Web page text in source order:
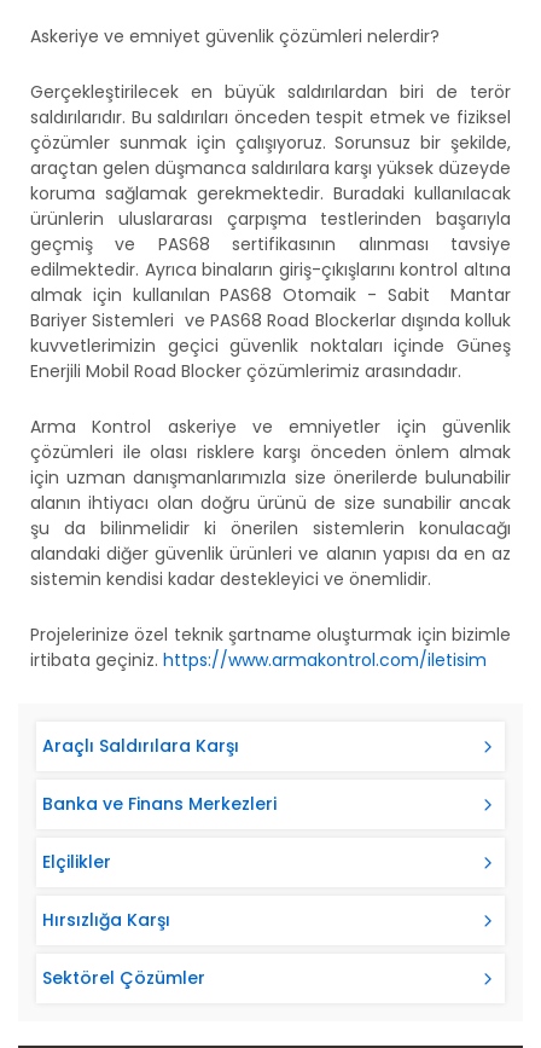
Askeriye ve emniyet güvenlik çözümleri nelerdir?
Gerçekleştirilecek en büyük saldırılardan biri de terör
saldırılarıdır. Bu saldırıları önceden tespit etmek ve fiziksel
çözümler sunmak için çalışıyoruz. Sorunsuz bir şekilde,
araçtan gelen düşmanca saldırılara karşı yüksek düzeyde
koruma sağlamak gerekmektedir. Buradaki kullanılacak
ürünlerin uluslararası çarpışma testlerinden başarıyla
geçmiş ve PAS68 sertifikasının alınması tavsiye
edilmektedir. Ayrıca binaların giriş-çıkışlarını kontrol altına
almak için kullanılan PAS68 Otomaik - Sabit Mantar
Bariyer Sistemleri ve PAS68 Road Blockerlar dışında kolluk
kuvvetlerimizin geçici güvenlik noktaları içinde Güneş
Enerjili Mobil Road Blocker çözümlerimiz arasındadır.
Arma Kontrol askeriye ve emniyetler için güvenlik
çözümleri ile olası risklere karşı önceden önlem almak
için uzman danışmanlarımızla size önerilerde bulunabilir
alanın ihtiyacı olan doğru ürünü de size sunabilir ancak
şu da bilinmelidir ki önerilen sistemlerin konulacağı
alandaki diğer güvenlik ürünleri ve alanın yapısı da en az
sistemin kendisi kadar destekleyici ve önemlidir.
Projelerinize özel teknik şartname oluşturmak için bizimle
irtibata geçiniz. https://www.armakontrol.com/iletisim
Araçlı Saldırılara Karşı
Banka ve Finans Merkezleri
Elçilikler
Hırsızlığa Karşı
Sektörel Çözümler